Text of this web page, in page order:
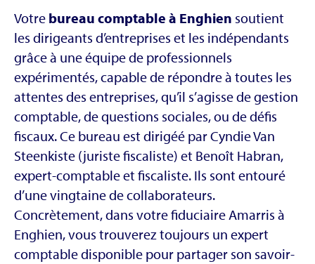
Votre bureau comptable à Enghien soutient
les dirigeants d’entreprises et les indépendants
grâce à une équipe de professionnels
expérimentés, capable de répondre à toutes les
attentes des entreprises, qu’il s’agisse de gestion
comptable, de questions sociales, ou de défis
fiscaux. Ce bureau est dirigéé par Cyndie Van
Steenkiste (juriste fiscaliste) et Benoît Habran,
expert-comptable et fiscaliste. Ils sont entouré
d’une vingtaine de collaborateurs.
Concrètement, dans votre fiduciaire Amarris à
Enghien, vous trouverez toujours un expert
comptable disponible pour partager son savoir-